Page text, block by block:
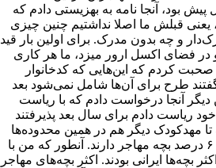
بود، آنجا نامه به بهزیستی دادم که
قبلش ما اصلا نداشتیم چنین چیزی
و چه بدون مدرک. برای اولین بار قید
فضای اکسل ارور میزد، ما هر کاری
کردم که این‌هایی که کدخانوار
گفتند طرح برای آن‌ها شامل نمی‌شود بعد
آنجا درخواست دادم که با ریاست
ریاست دادم برای سال بعد پذیرفتند
مهدکودک دیگر هم در همین محدوده‌ها
هست که آن‌ها همه شاید ۵، ۶ درصد بچه مهاجر دارند. آنطور که من با
ایرانی بودند. اکثر بچه‌های مهاجر